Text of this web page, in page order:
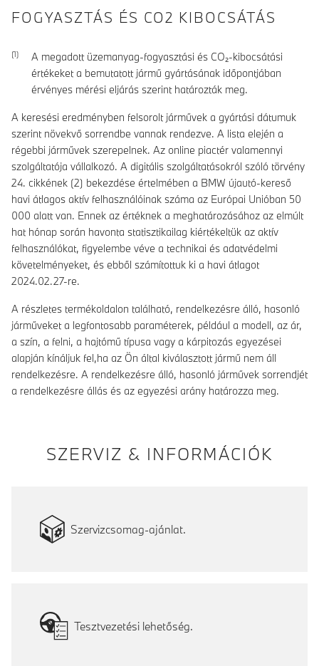
FOGYASZTÁS ÉS CO2 KIBOCSÁTÁS
A megadott üzemanyag-fogyasztási és CO₂-kibocsátási
értékeket a bemutatott jármű gyártásának időpontjában
érvényes mérési eljárás szerint határozták meg.
A keresési eredményben felsorolt járművek a gyártási dátumuk
szerint növekvő sorrendbe vannak rendezve. A lista elején a
régebbi járművek szerepelnek. Az online piactér valamennyi
szolgáltatója vállalkozó. A digitális szolgáltatásokról szóló törvény
24. cikkének (2) bekezdése értelmében a BMW újautó-kereső
havi átlagos aktív felhasználóinak száma az Európai Unióban 50
000 alatt van. Ennek az értéknek a meghatározásához az elmúlt
hat hónap során havonta statisztikailag kiértékeltük az aktív
felhasználókat, figyelembe véve a technikai és adatvédelmi
követelményeket, és ebből számítottuk ki a havi átlagot
2024.02.27-re.
A részletes termékoldalon található, rendelkezésre álló, hasonló
járműveket a legfontosabb paraméterek, például a modell, az ár,
a szín, a felni, a hajtómű típusa vagy a kárpitozás egyezései
alapján kínáljuk fel,ha az Ön által kiválasztott jármű nem áll
rendelkezésre. A rendelkezésre álló, hasonló járművek sorrendjét
a rendelkezésre állás és az egyezési arány határozza meg.
SZERVIZ & INFORMÁCIÓK
Szervizcsomag-ajánlat.
Tesztvezetési lehetőség.